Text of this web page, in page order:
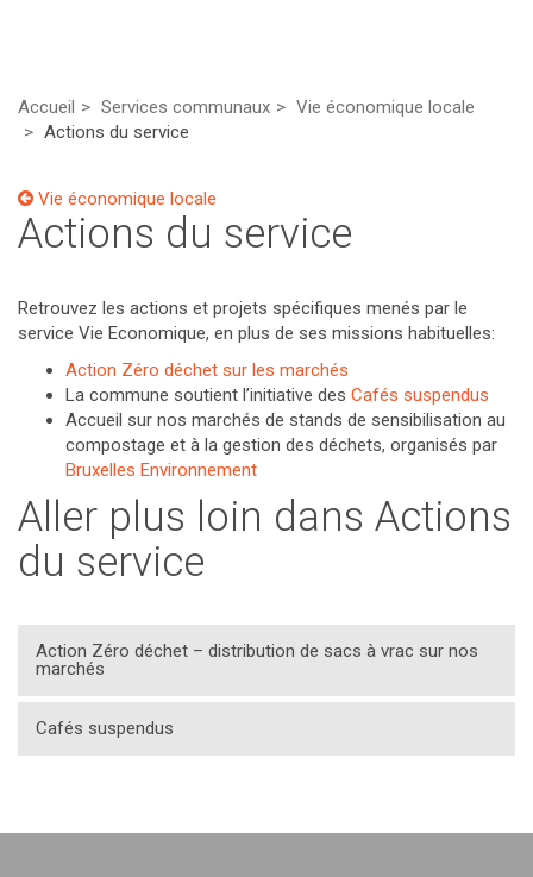
Accueil Services communaux
Vie économique locale
Actions du service
Vie économique locale
Actions du service
Retrouvez les actions et projets spécifiques menés par le
service Vie Economique, en plus de ses missions habituelles:
Action Zéro déchet sur les marchés
La commune soutient l’initiative des Cafés suspendus
Accueil sur nos marchés de stands de sensibilisation au
compostage et à la gestion des déchets, organisés par
Bruxelles Environnement
Aller plus loin dans Actions
du service
Action Zéro déchet – distribution de sacs à vrac sur nos
marchés
Cafés suspendus